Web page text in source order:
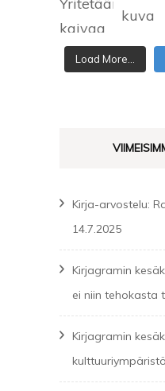
Load More...
Kirja-arvostelu:
14.7.2025
Kirjagramin
ei niin tehokasta
Kirjagramin